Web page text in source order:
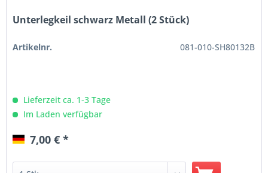
Unterlegkeil schwarz Metall (2 Stück)
Artikelnr. 081-010-SH80132B
Lieferzeit ca. 1-3 Tage
Im Laden verfügbar
7,00 € *